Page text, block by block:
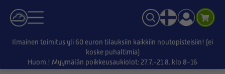
Ilmainen toimitus yli 60 euron tilauksiin kaikkiin noutopisteisiin! (ei
koske puhaltimia)
Huom.! Myymälän poikkeusaukiolot: 27.7.-21.8. klo 8-16